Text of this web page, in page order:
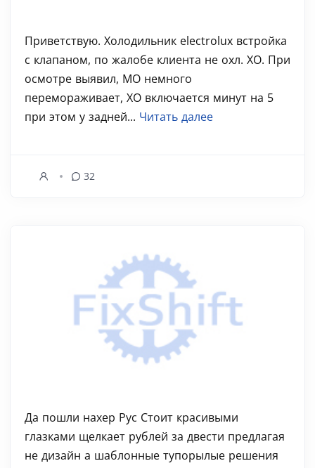
Приветствую. Холодильник electrolux встройка
с клапаном, по жалобе клиента не охл. ХО. При
осмотре выявил, МО немного
перемораживает, ХО включается минут на 5
при этом у задней... Читать далее
32
Да пошли нахер Рус Стоит красивыми
глазками щелкает рублей за двести предлагая
не дизайн а шаблонные тупорылые решения